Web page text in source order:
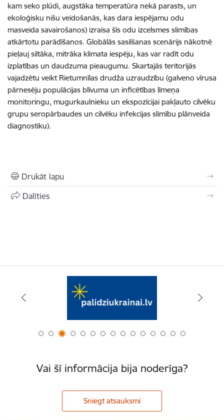
kam seko plūdi, augstāka temperatūra nekā parasts, un
ekoloģisku nišu veidošanās, kas dara iespējamu odu
masveida savairošanos) izraisa šīs odu izcelsmes slimības
atkārtotu parādīšanos. Globālās sasilšanas scenārijs nākotnē
pieļauj siltāka, mitrāka klimata iespēju, kas var radīt odu
izplatības un daudzuma pieaugumu. Skartajās teritorijās
vajadzētu veikt Rietumnīlas drudža uzraudzību (galveno vīrusa
pārnesēju populācijas blīvuma un inficētības līmeņa
monitoringu, mugurkaulnieku un ekspozīcijai pakļauto cilvēku
grupu seropārbaudes un cilvēku infekcijas slimību plānveida
diagnostiku).
Drukāt lapu
Dalīties
Vai šī informācija bija noderīga?
Sniegt atsauksmi